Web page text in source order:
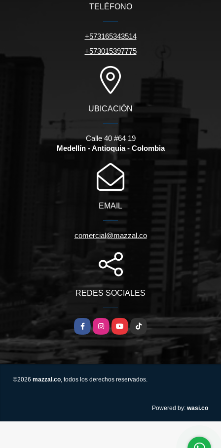
TELÉFONO
+573165343514
+573015397775
UBICACIÓN
Calle 40 #64 19
Medellín - Antioquia - Colombia
EMAIL
comercial@mazzal.co
REDES SOCIALES
FacebookInstagramYouTube
TikTok
©2026 mazzal.co, todos los derechos reservados.
Powered by: wasi.co